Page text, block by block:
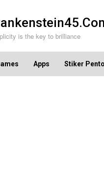
is the key to brilliance
Apps Stiker Pentol